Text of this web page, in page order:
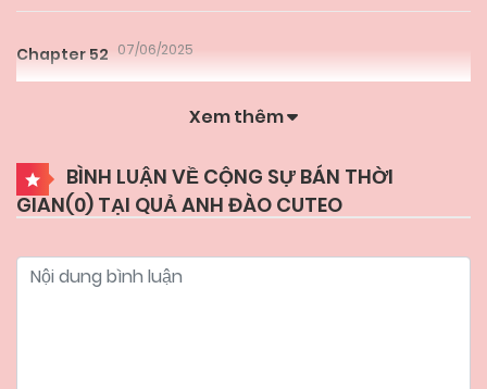
Chapter 52 07/06/2025
Chapter 50 07/06/2025
Chapter 49 07/06/2025
Xem thêm
BÌNH LUẬN VỀ CỘNG SỰ BÁN THỜI
GIAN(0) TẠI QUẢ ANH ĐÀO CUTEO